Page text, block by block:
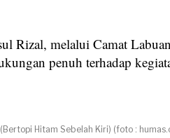
Rizal, melalui Camat
penuh terhadap
Hitam Sebelah Kiri) (foto :